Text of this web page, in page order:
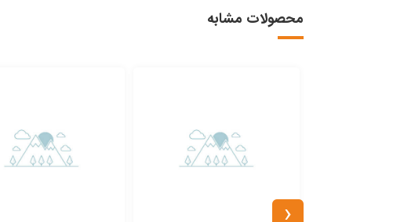
محصولات مشابه